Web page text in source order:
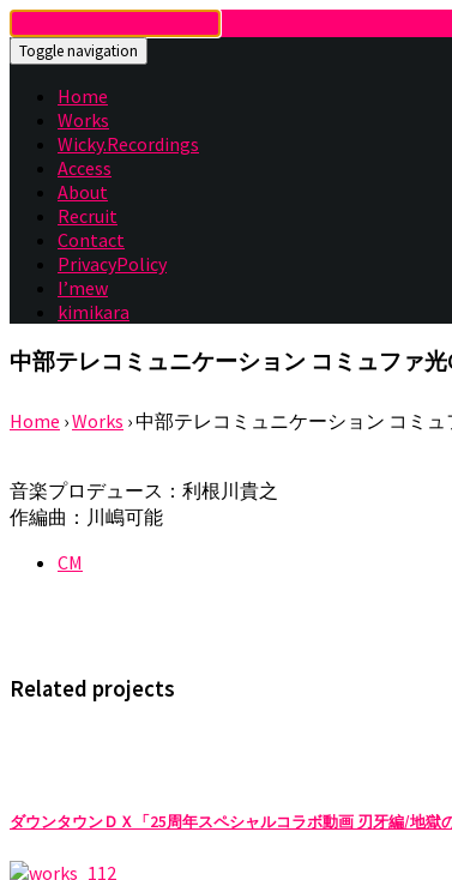
Toggle navigation
Home
Works
Wicky.Recordings
Access
About
Recruit
Contact
PrivacyPolicy
I’mew
kimikara
中部テレコミュニケーション コミュファ光
Home ›Works ›中部テレコミュニケーション コミュ
音楽プロデュース：利根川貴之
作編曲：川嶋可能
CM
Related projects
ダウンタウンＤＸ「25周年スペシャルコラボ動画 刃牙編/地獄